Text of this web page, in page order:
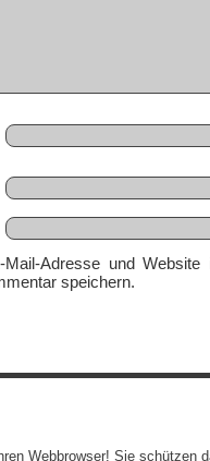
Mail-Adresse und
speichern.
Webbrowser! Sie schützen